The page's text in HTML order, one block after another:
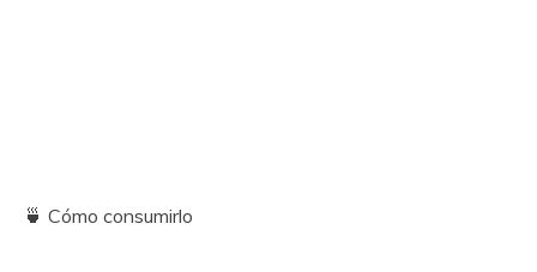
🍵 Cómo consumirlo